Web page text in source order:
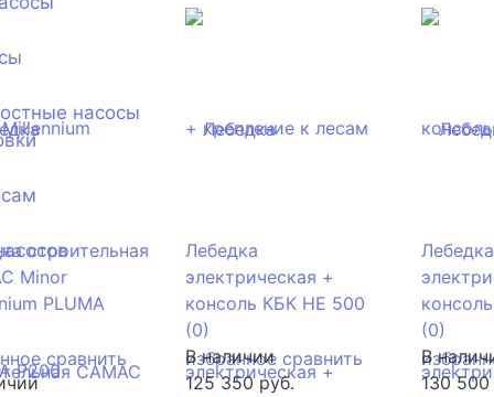
насосы
сравнить
строительная
Minor
PLUMA
избранное сравнить
Лебедка
электрическая +
консоль КБК HE 500
(0)
В наличии
125 350 руб.
Лебедка
(0)
В
130 500